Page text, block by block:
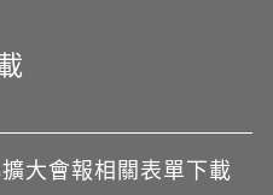
大會報相關表單下載